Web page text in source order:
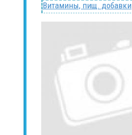
Витамины, пищ. добавки